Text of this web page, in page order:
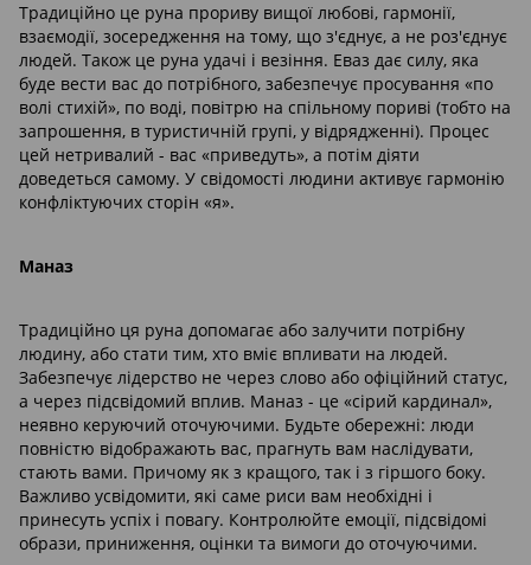
Традиційно це руна прориву вищої любові, гармонії,
взаємодії, зосередження на тому, що з'єднує, а не роз'єднує
людей. Також це руна удачі і везіння. Еваз дає силу, яка
буде вести вас до потрібного, забезпечує просування «по
волі стихій», по воді, повітрю на спільному пориві (тобто на
запрошення, в туристичній групі, у відрядженні). Процес
цей нетривалий - вас «приведуть», а потім діяти
доведеться самому. У свідомості людини активує гармонію
конфліктуючих сторін «я».
Маназ
Традиційно ця руна допомагає або залучити потрібну
людину, або стати тим, хто вміє впливати на людей.
Забезпечує лідерство не через слово або офіційний статус,
а через підсвідомий вплив. Маназ - це «сірий кардинал»,
неявно керуючий оточуючими. Будьте обережні: люди
повністю відображають вас, прагнуть вам наслідувати,
стають вами. Причому як з кращого, так і з гіршого боку.
Важливо усвідомити, які саме риси вам необхідні і
принесуть успіх і повагу. Контролюйте емоції, підсвідомі
образи, приниження, оцінки та вимоги до оточуючими.